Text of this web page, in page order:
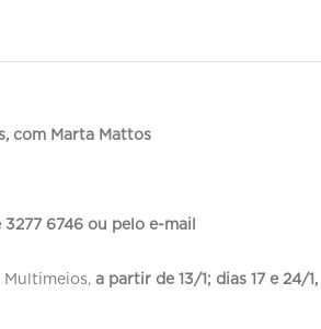
com Marta Mattos
6746 ou pelo e-mail
Multimeios, a partir de 13/1; dias 17 e 24/1,